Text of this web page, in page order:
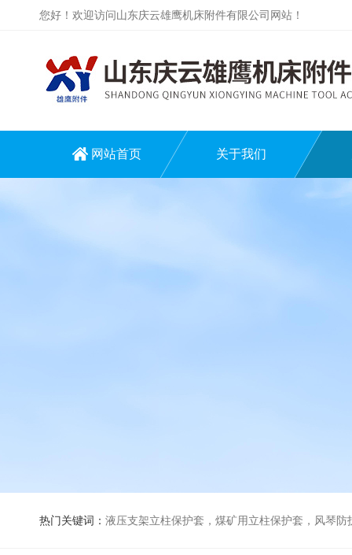
您好！欢迎访问山东庆云雄鹰机床附件有限公司网站！
网站首页 关于我们
热门关键词： 液压支架立柱保护套，煤矿用立柱保护套，风琴